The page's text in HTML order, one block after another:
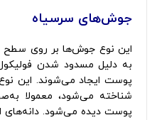
جوش‌های سرسیاه
این نوع جوش‌ها بر روی
به دلیل مسدود شدن
پوست ایجاد می‌شوند. این
شناخته می‌شود، معمولا
پوست دیده می‌شود.